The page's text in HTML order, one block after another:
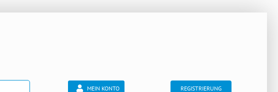
MEIN KONTO REGISTRIERUNG